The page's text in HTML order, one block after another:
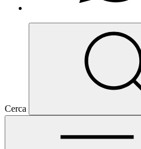
Cerca